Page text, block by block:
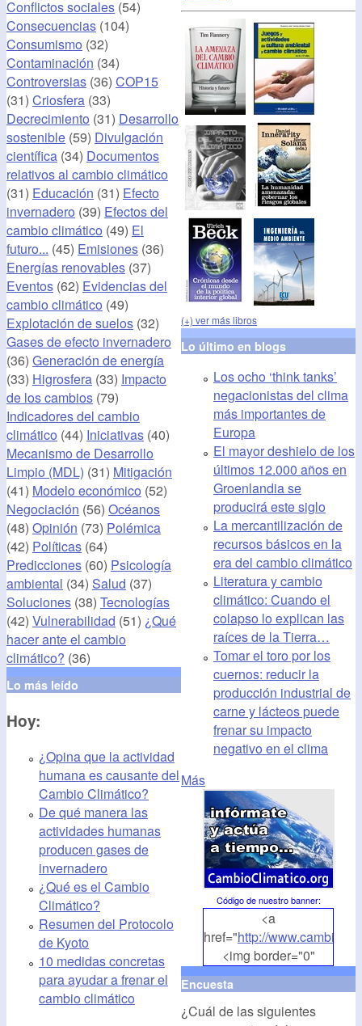
Conflictos sociales (54)
Consecuencias (104)
Consumismo (32)
Contaminación (34)
Controversias (36) COP15
(31) Criosfera (33)
Decrecimiento (31) Desarrollo
sostenible (59) Divulgación
científica (34) Documentos
relativos al cambio climático
(31) Educación (31) Efecto
invernadero (39) Efectos del
cambio climático (49) El
futuro... (45) Emisiones (36)
Energías renovables (37)
Eventos (62) Evidencias del
cambio climático (49)
Explotación de suelos (32)
Gases de efecto invernadero
(36) Generación de energía
(33) Higrosfera (33) Impacto
de los cambios (79)
Indicadores del cambio
climático (44) Iniciativas (40)
Mecanismo de Desarrollo
Limpio (MDL) (31) Mitigación
(41) Modelo económico (52)
Negociación (56) Océanos
(48) Opinión (73) Polémica
(42) Políticas (64)
Predicciones (60) Psicología
ambiental (34) Salud (37)
Soluciones (38) Tecnologías
(42) Vulnerabilidad (51) ¿Qué
hacer ante el cambio
climático? (36)
Lo más leído
Hoy:
¿Opina que la actividad
humana es causante del
Cambio Climático?
De qué manera las
actividades humanas
producen gases de
invernadero
¿Qué es el Cambio
Climático?
Resumen del Protocolo
de Kyoto
10 medidas concretas
para ayudar a frenar el
cambio climático
(+) ver más libros
Lo último en blogs
Los ocho ‘think tanks’
negacionistas del clima
más importantes de
Europa
El mayor deshielo de los
últimos 12.000 años en
Groenlandia se
producirá este siglo
La mercantilización de
recursos básicos en la
era del cambio climático
Literatura y cambio
climático: Cuando el
colapso lo explican las
raíces de la Tierra…
Tomar el toro por los
cuernos: reducir la
producción industrial de
carne y lácteos puede
frenar su impacto
negativo en el clima
Más
Código de nuestro banner:
<a
href="http://
<img border="0"
align="middle"
src="http://
alt="CambioClimatico.org"
Encuesta
¿Cuál de las siguientes